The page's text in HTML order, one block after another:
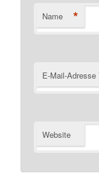
Name *
E-Mail-Adresse
Website